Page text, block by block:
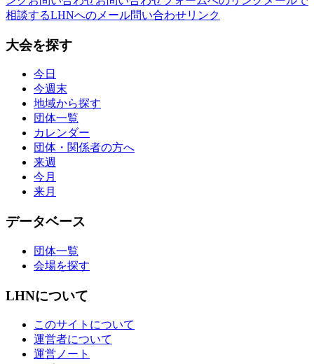
相談するLHNへのメール問い合わせリンク
大会を探す
今日
今週末
地域から探す
団体一覧
カレンダー
団体・関係者の方へ
来週
今月
来月
データベース
団体一覧
会場を探す
LHNについて
このサイトについて
運営者について
運営ノート